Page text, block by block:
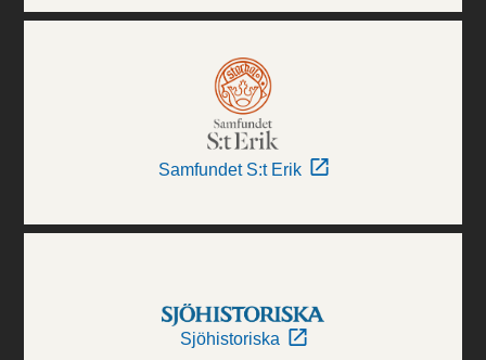
Samfundet S:t Erik
Sjöhistoriska